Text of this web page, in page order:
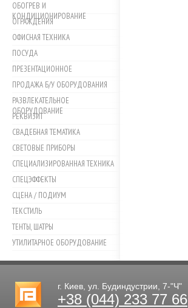
ОБОГРЕВ И
КОНДИЦИОНИРОВАНИЕ
ОГРАЖДЕНИЯ
ОФИСНАЯ ТЕХНИКА
ПОСУДА
ПРЕЗЕНТАЦИОННОЕ
ПРОДАЖА Б/У ОБОРУДОВАНИЯ
РАЗВЛЕКАТЕЛЬНОЕ
ОБОРУДОВАНИЕ
РЕКВИЗИТ
СВАДЕБНАЯ ТЕМАТИКА
СВЕТОВЫЕ ПРИБОРЫ
СПЕЦИАЛИЗИРОВАННАЯ ТЕХНИКА
СПЕЦЭФФЕКТЫ
СЦЕНА / ПОДИУМ
ТЕКСТИЛЬ
ТЕНТЫ, ШАТРЫ
УТИЛИТАРНОЕ ОБОРУДОВАНИЕ
г. Киев, ул. Будиндустрии, 7-"Ч"
+38 (044) 233 77 66